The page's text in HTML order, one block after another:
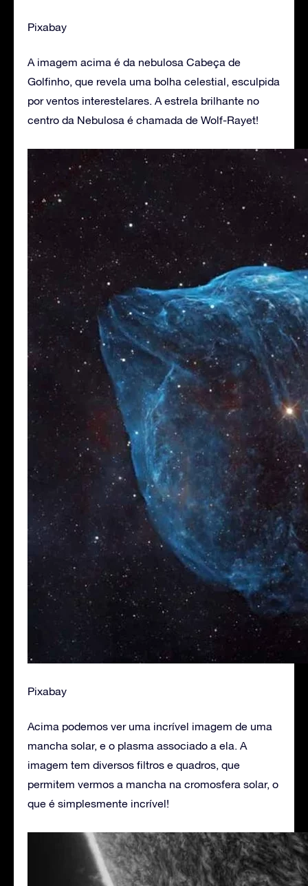
Pixabay
A imagem acima é da nebulosa Cabeça de
Golfinho, que revela uma bolha celestial, esculpida
por ventos interestelares. A estrela brilhante no
centro da Nebulosa é chamada de Wolf-Rayet!
Pixabay
Acima podemos ver uma incrível imagem de uma
mancha solar, e o plasma associado a ela. A
imagem tem diversos filtros e quadros, que
permitem vermos a mancha na cromosfera solar, o
que é simplesmente incrível!